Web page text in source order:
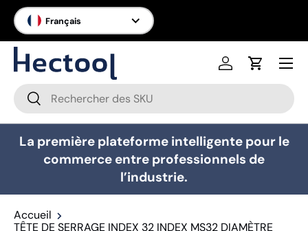
Aller au contenu
Langue
Français
Recherche
Rechercher
Se connecter
Panier
Menu
La première plateforme intelligente pour le
commerce entre professionnels de
l’industrie.
Accueil
TÊTE DE SERRAGE INDEX 32 INDEX MS32 DIAMÈTRE